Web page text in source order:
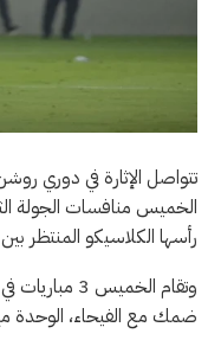
تتواصل الإثارة في دوري
الخميس منافسات الجولة
رأسها الكلاسيكو المنتظر
وتقام
ضمك مع الفيحاء، الوحدة